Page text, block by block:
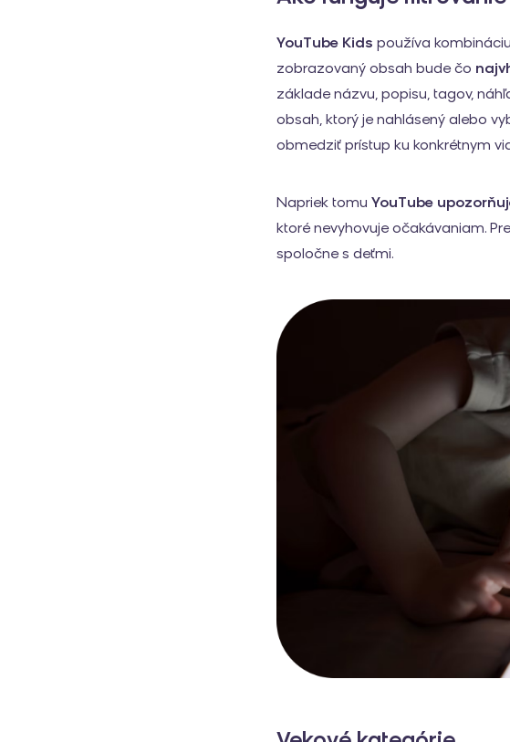
YouTube Kids používa
zobrazovaný obsah bude čo
základe názvu, popisu, tagov,
obsah, ktorý je nahlásený alebo
obmedziť prístup ku konkrétnym
Napriek tomu YouTube
ktoré nevyhovuje očakávaniam.
spoločne s deťmi.